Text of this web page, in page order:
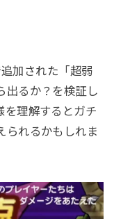
加された「超弱
出るか？を検証し
を理解するとガチ
られるかもしれま